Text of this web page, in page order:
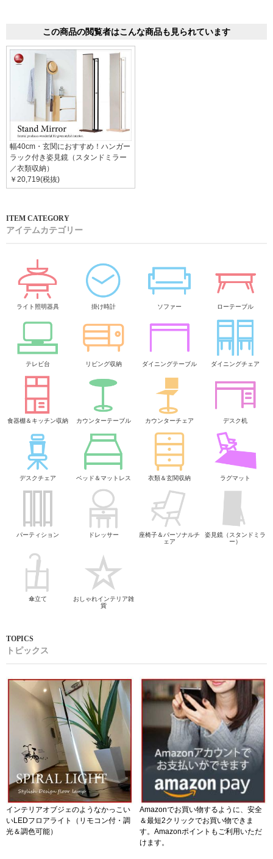
この商品の閲覧者はこんな商品も見られています
幅40cm・玄関におすすめ！ハンガー
ラック付き姿見鏡（スタンドミラー
／衣類収納）
￥20,719(税抜)
アイテムカテゴリー
ライト照明器具 掛け時計 ソファー ローテーブル
テレビ台 リビング収納 ダイニングテーブル ダイニングチェア
食器棚＆キッチン収納 カウンターテーブル カウンターチェア デスク机
デスクチェア ベッド＆マットレス 衣類＆玄関収納 ラグマット
パーティション ドレッサー
座椅子＆パーソナルチ
ェア
姿見鏡（スタンドミラ
ー）
傘立て
おしゃれインテリア雑
貨
トピックス
インテリアオブジェのようなかっこい
いLEDフロアライト（リモコン付・調
光＆調色可能）
Amazonでお買い物するように、安全
＆最短2クリックでお買い物できま
す。Amazonポイントもご利用いただ
けます。